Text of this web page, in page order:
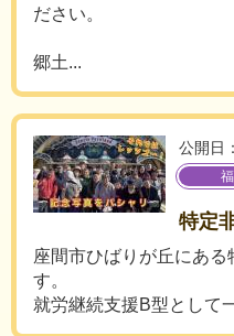
ださい。
郷土...
公開日
特定
座間市ひばりが丘にあ
す。
就労継続支援B型として